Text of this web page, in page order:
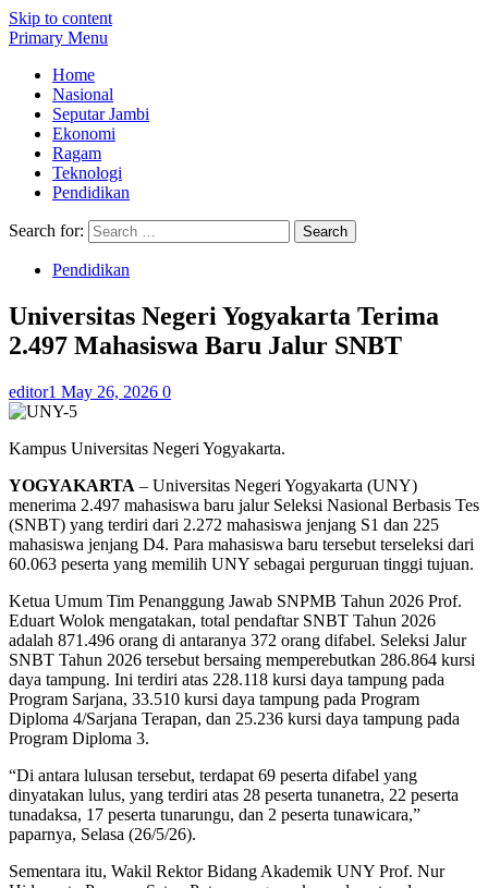
Skip to content
Primary Menu
Home
Nasional
Seputar Jambi
Ekonomi
Ragam
Teknologi
Pendidikan
Search for:
Pendidikan
Universitas Negeri Yogyakarta Terima
2.497 Mahasiswa Baru Jalur SNBT
editor1 May 26, 2026 0
Kampus Universitas Negeri Yogyakarta.
YOGYAKARTA – Universitas Negeri Yogyakarta (UNY)
menerima 2.497 mahasiswa baru jalur Seleksi Nasional Berbasis Tes
(SNBT) yang terdiri dari 2.272 mahasiswa jenjang S1 dan 225
mahasiswa jenjang D4. Para mahasiswa baru tersebut terseleksi dari
60.063 peserta yang memilih UNY sebagai perguruan tinggi tujuan.
Ketua Umum Tim Penanggung Jawab SNPMB Tahun 2026 Prof.
Eduart Wolok mengatakan, total pendaftar SNBT Tahun 2026
adalah 871.496 orang di antaranya 372 orang difabel. Seleksi Jalur
SNBT Tahun 2026 tersebut bersaing memperebutkan 286.864 kursi
daya tampung. Ini terdiri atas 228.118 kursi daya tampung pada
Program Sarjana, 33.510 kursi daya tampung pada Program
Diploma 4/Sarjana Terapan, dan 25.236 kursi daya tampung pada
Program Diploma 3.
“Di antara lulusan tersebut, terdapat 69 peserta difabel yang
dinyatakan lulus, yang terdiri atas 28 peserta tunanetra, 22 peserta
tunadaksa, 17 peserta tunarungu, dan 2 peserta tunawicara,”
paparnya, Selasa (26/5/26).
Sementara itu, Wakil Rektor Bidang Akademik UNY Prof. Nur